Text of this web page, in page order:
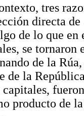
tres
directa
de lo que
se
de la
de la
capitales,
producto de